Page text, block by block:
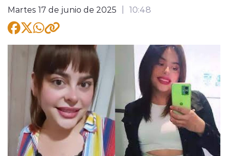
Martes 17 de junio de 2025 10:48